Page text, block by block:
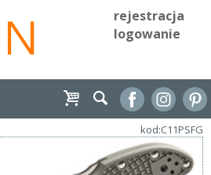
rejestracja
logowanie
kod:C11PSFG